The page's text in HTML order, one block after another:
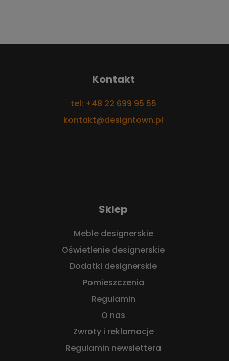
Kontakt
tel: +48 22 699 95 55
kontakt@designtown.pl
Sklep
Meble designerskie
Oświetlenie designerskie
Dodatki designerskie
Pomieszczenia
Regulamin
O nas
Zwroty i reklamacje
Regulamin newslettera